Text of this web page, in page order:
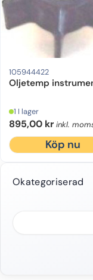
105944422
Oljetemp
1 I lager
895,00 kr inkl.
Köp nu
Okategoriserad